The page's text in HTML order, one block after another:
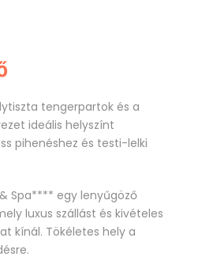
tengerpartok és a
ideális helyszínt
pihenéshez és testi-lelki
Spa**** egy lenyűgöző
luxus szállást és kivételes
kínál. Tökéletes hely a